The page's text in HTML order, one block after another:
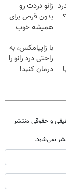
زانو دردت رو
بدون قرص برای
همیشه خوب
پرسش‌نامه)
با زاپیامکس، به
راحتی درد زانو را
درمان کنید!
و حقوقی منتشر
نمی‌شود.